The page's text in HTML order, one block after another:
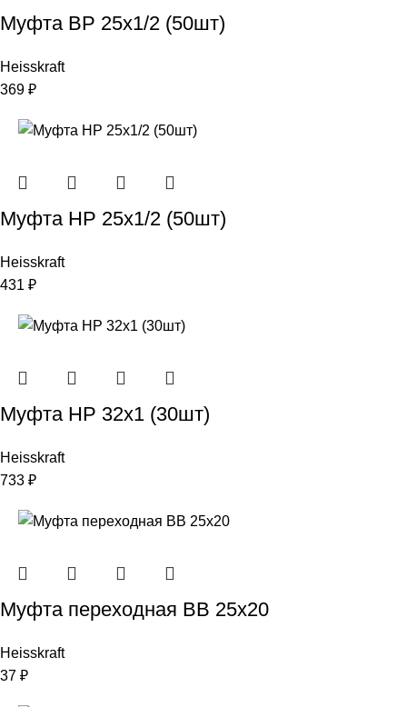
Муфта ВР 25х1/2 (50шт)
Heisskraft
369 ₽
Муфта НР 25х1/2 (50шт)
Heisskraft
431 ₽
Муфта НР 32х1 (30шт)
Heisskraft
733 ₽
Муфта переходная ВВ 25х20
Heisskraft
37 ₽